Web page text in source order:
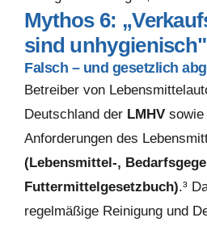
Mythos 6:
sind unhygienisch"
Falsch – und gesetzlich
Betreiber von
Deutschland der LMHV sowie
Anforderungen des
(Lebensmittel-,
Futtermittelgesetzbuch).³
regelmäßige Reinigung und